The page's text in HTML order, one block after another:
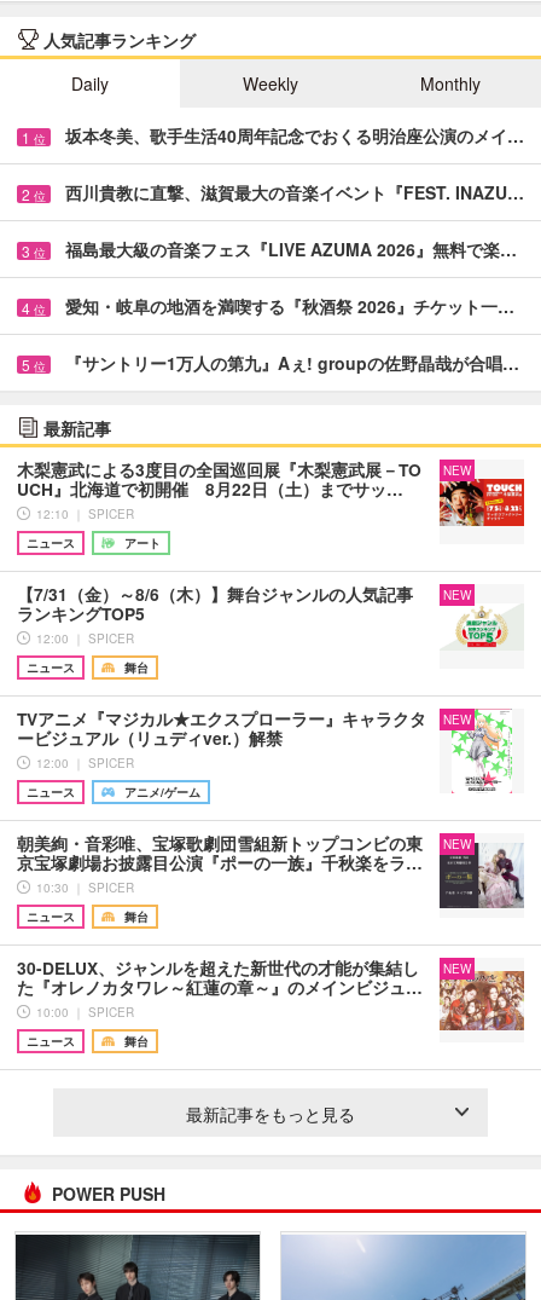
人気記事ランキング
Daily
Weekly Monthly
1 位 坂本冬美、歌手生活40周年記念でおくる明治座公演のメイ…
2 位 西川貴教に直撃、滋賀最大の音楽イベント『FEST. INAZU…
3 位 福島最大級の音楽フェス『LIVE AZUMA 2026』無料で楽…
4 位 愛知・岐阜の地酒を満喫する『秋酒祭 2026』チケット一…
5 位 『サントリー1万人の第九』Aぇ! groupの佐野晶哉が合唱…
最新記事
木梨憲武による3度目の全国巡回展『木梨憲武展－TO
UCH』北海道で初開催 8月22日（土）までサッ…
12:10 ｜ SPICER
ニュース
アート
NEW
【7/31（金）～8/6（木）】舞台ジャンルの人気記事
ランキングTOP5
12:00 ｜ SPICER
ニュース
舞台
NEW
TVアニメ『マジカル★エクスプローラー』キャラクタ
ービジュアル（リュディver.）解禁
12:00 ｜ SPICER
ニュース
アニメ/ゲーム
NEW
朝美絢・音彩唯、宝塚歌劇団雪組新トップコンビの東
京宝塚劇場お披露目公演『ポーの一族』千秋楽をラ…
10:30 ｜ SPICER
ニュース
舞台
NEW
30-DELUX、ジャンルを超えた新世代の才能が集結し
た『オレノカタワレ～紅蓮の章～』のメインビジュ…
10:00 ｜ SPICER
ニュース
舞台
NEW
最新記事をもっと見る
POWER PUSH